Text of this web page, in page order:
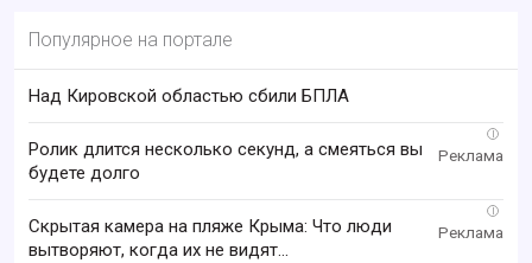
Популярное на портале
Над Кировской областью сбили БПЛА
i
Ролик длится несколько секунд, а смеяться вы
будете долго
i
Скрытая камера на пляже Крыма: Что люди
вытворяют, когда их не видят...